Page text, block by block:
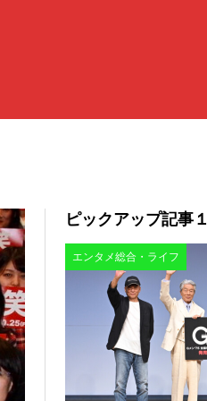
ピックアップ記事１
エンタメ総合・ライフ